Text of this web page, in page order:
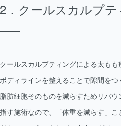
クールスカルプ
クールスカルプティングによる太も
ボディラインを整えることで隙間をつ
脂肪細胞そのものを減らすためリバ
指す施術なので、「体重を減らす」